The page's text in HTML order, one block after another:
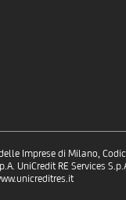
Imprese di Milano,
UniCredit RE Services